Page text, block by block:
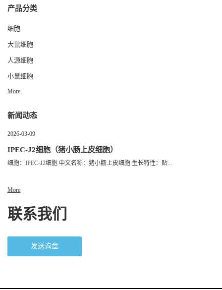
产品分类
细胞
大鼠细胞
人源细胞
小鼠细胞
More
新闻动态
2026-03-09
IPEC-J2细胞（猪小肠上皮细胞）
细胞：IPEC-J2细胞 中文名称：猪小肠上皮细胞 生长特性：贴...
More
联系我们
发送询盘